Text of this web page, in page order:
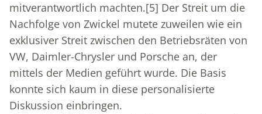
mitverantwortlich machten.[5] Der Streit um die
Nachfolge von Zwickel mutete zuweilen wie ein
exklusiver Streit zwischen den Betriebsräten von
VW, Daimler-Chrysler und Porsche an, der
mittels der Medien geführt wurde. Die Basis
konnte sich kaum in diese personalisierte
Diskussion einbringen.